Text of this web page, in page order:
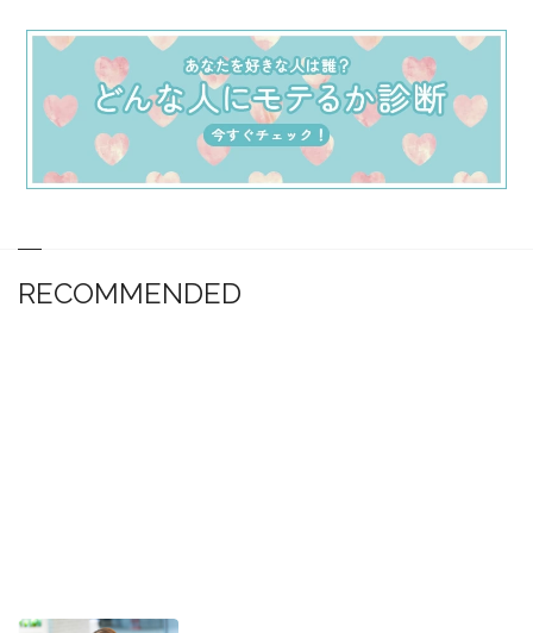
RECOMMENDED